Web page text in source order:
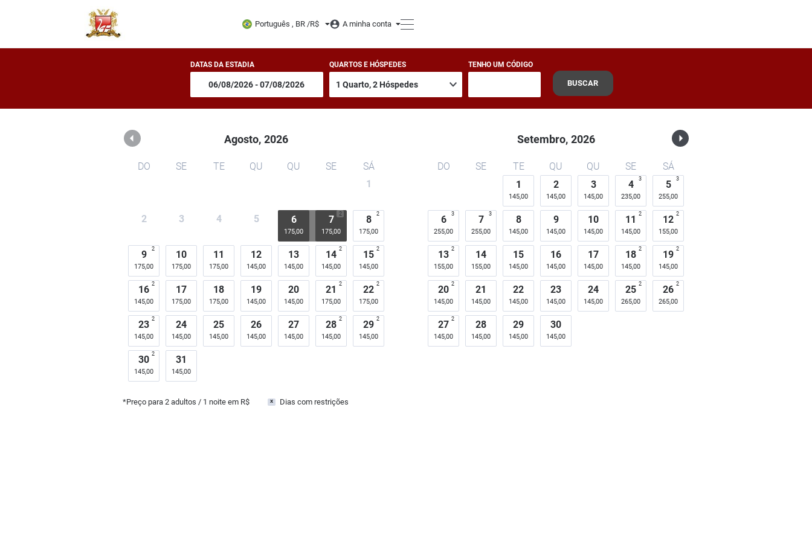
Pousada dos Ingleses Português , BR /R$ A minha conta
DATAS DA ESTADIA QUARTOS E HÓSPEDES TENHO UM CÓDIGO
BUSCAR
Agosto, 2026
DO SE TE QU QU SE
SÁ
1
2 3 4 5 6
175,00
7
175,00
2 8
175,00
2
9
175,00
2 10
175,00
11
175,00
12
145,00
13
145,00
14
145,00
2 15
145,00
2
16
145,00
2 17
175,00
18
175,00
19
145,00
20
145,00
21
175,00
2 22
175,00
2
23
145,00
2 24
145,00
25
145,00
26
145,00
27
145,00
28
145,00
2 29
145,00
2
30
145,00
2 31
145,00
Setembro, 2026
DO SE TE QU QU SE
SÁ
1
145,00
2
145,00
3
145,00
4
235,00
3 5
255,00
3
6
255,00
3 7
255,00
3 8
145,00
9
145,00
10
145,00
11
145,00
2 12
155,00
2
13
155,00
2 14
155,00
15
145,00
16
145,00
17
145,00
18
145,00
2 19
145,00
2
20
145,00
2 21
145,00
22
145,00
23
145,00
24
145,00
25
265,00
2 26
265,00
2
27
145,00
2 28
145,00
29
145,00
30
145,00
*Preço para2 adultos / 1 noite em R$ x Dias com restrições